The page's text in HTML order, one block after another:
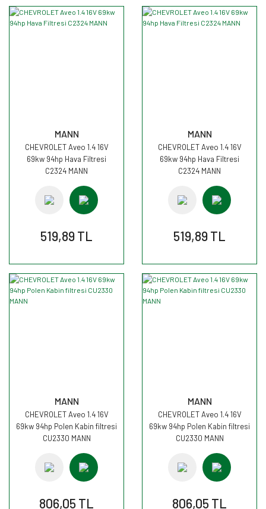
MANN
CHEVROLET Aveo 1.4 16V
69kw 94hp Hava Filtresi
C2324 MANN
519,89 TL
MANN
CHEVROLET Aveo 1.4 16V
69kw 94hp Hava Filtresi
C2324 MANN
519,89 TL
MANN
CHEVROLET Aveo 1.4 16V
69kw 94hp Polen Kabin filtresi
CU2330 MANN
806,05 TL
MANN
CHEVROLET Aveo 1.4 16V
69kw 94hp Polen Kabin filtresi
CU2330 MANN
806,05 TL